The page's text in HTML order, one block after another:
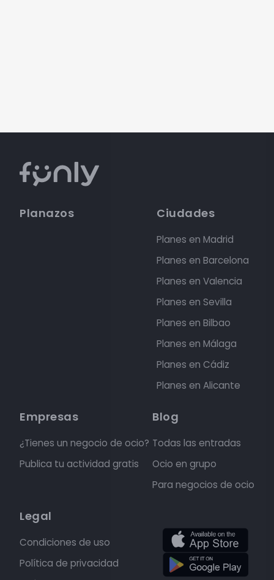
Planazos Ciudades
Planes en Madrid
Planes en Barcelona
Planes en Valencia
Planes en Sevilla
Planes en Bilbao
Planes en Málaga
Planes en Cádiz
Planes en Alicante
Empresas
¿Tienes un negocio de ocio?
Publica tu actividad gratis
Blog
Todas las entradas
Ocio en grupo
Para negocios de ocio
Legal
Condiciones de uso
Política de privacidad